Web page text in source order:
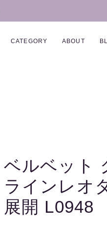
CATEGORY ABOUT
ベルベット
ラインレオ
展開 L0948